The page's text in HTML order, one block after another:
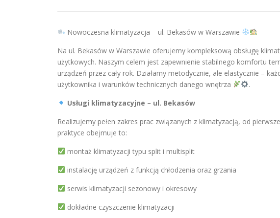
Nowoczesna klimatyzacja – ul. Bekasów w Warszawie
Na ul. Bekasów w Warszawie oferujemy kompleksową obsługę
użytkowych. Naszym celem jest zapewnienie stabilnego komfortu
urządzeń przez cały rok. Działamy metodycznie, ale elastycznie –
użytkownika i warunków technicznych danego wnętrza
.
Usługi klimatyzacyjne – ul. Bekasów
Realizujemy pełen zakres prac związanych z klimatyzacją, od
praktyce obejmuje to:
montaż klimatyzacji typu split i multisplit
instalację urządzeń z funkcją chłodzenia oraz grzania
serwis klimatyzacji sezonowy i okresowy
dokładne czyszczenie klimatyzacji